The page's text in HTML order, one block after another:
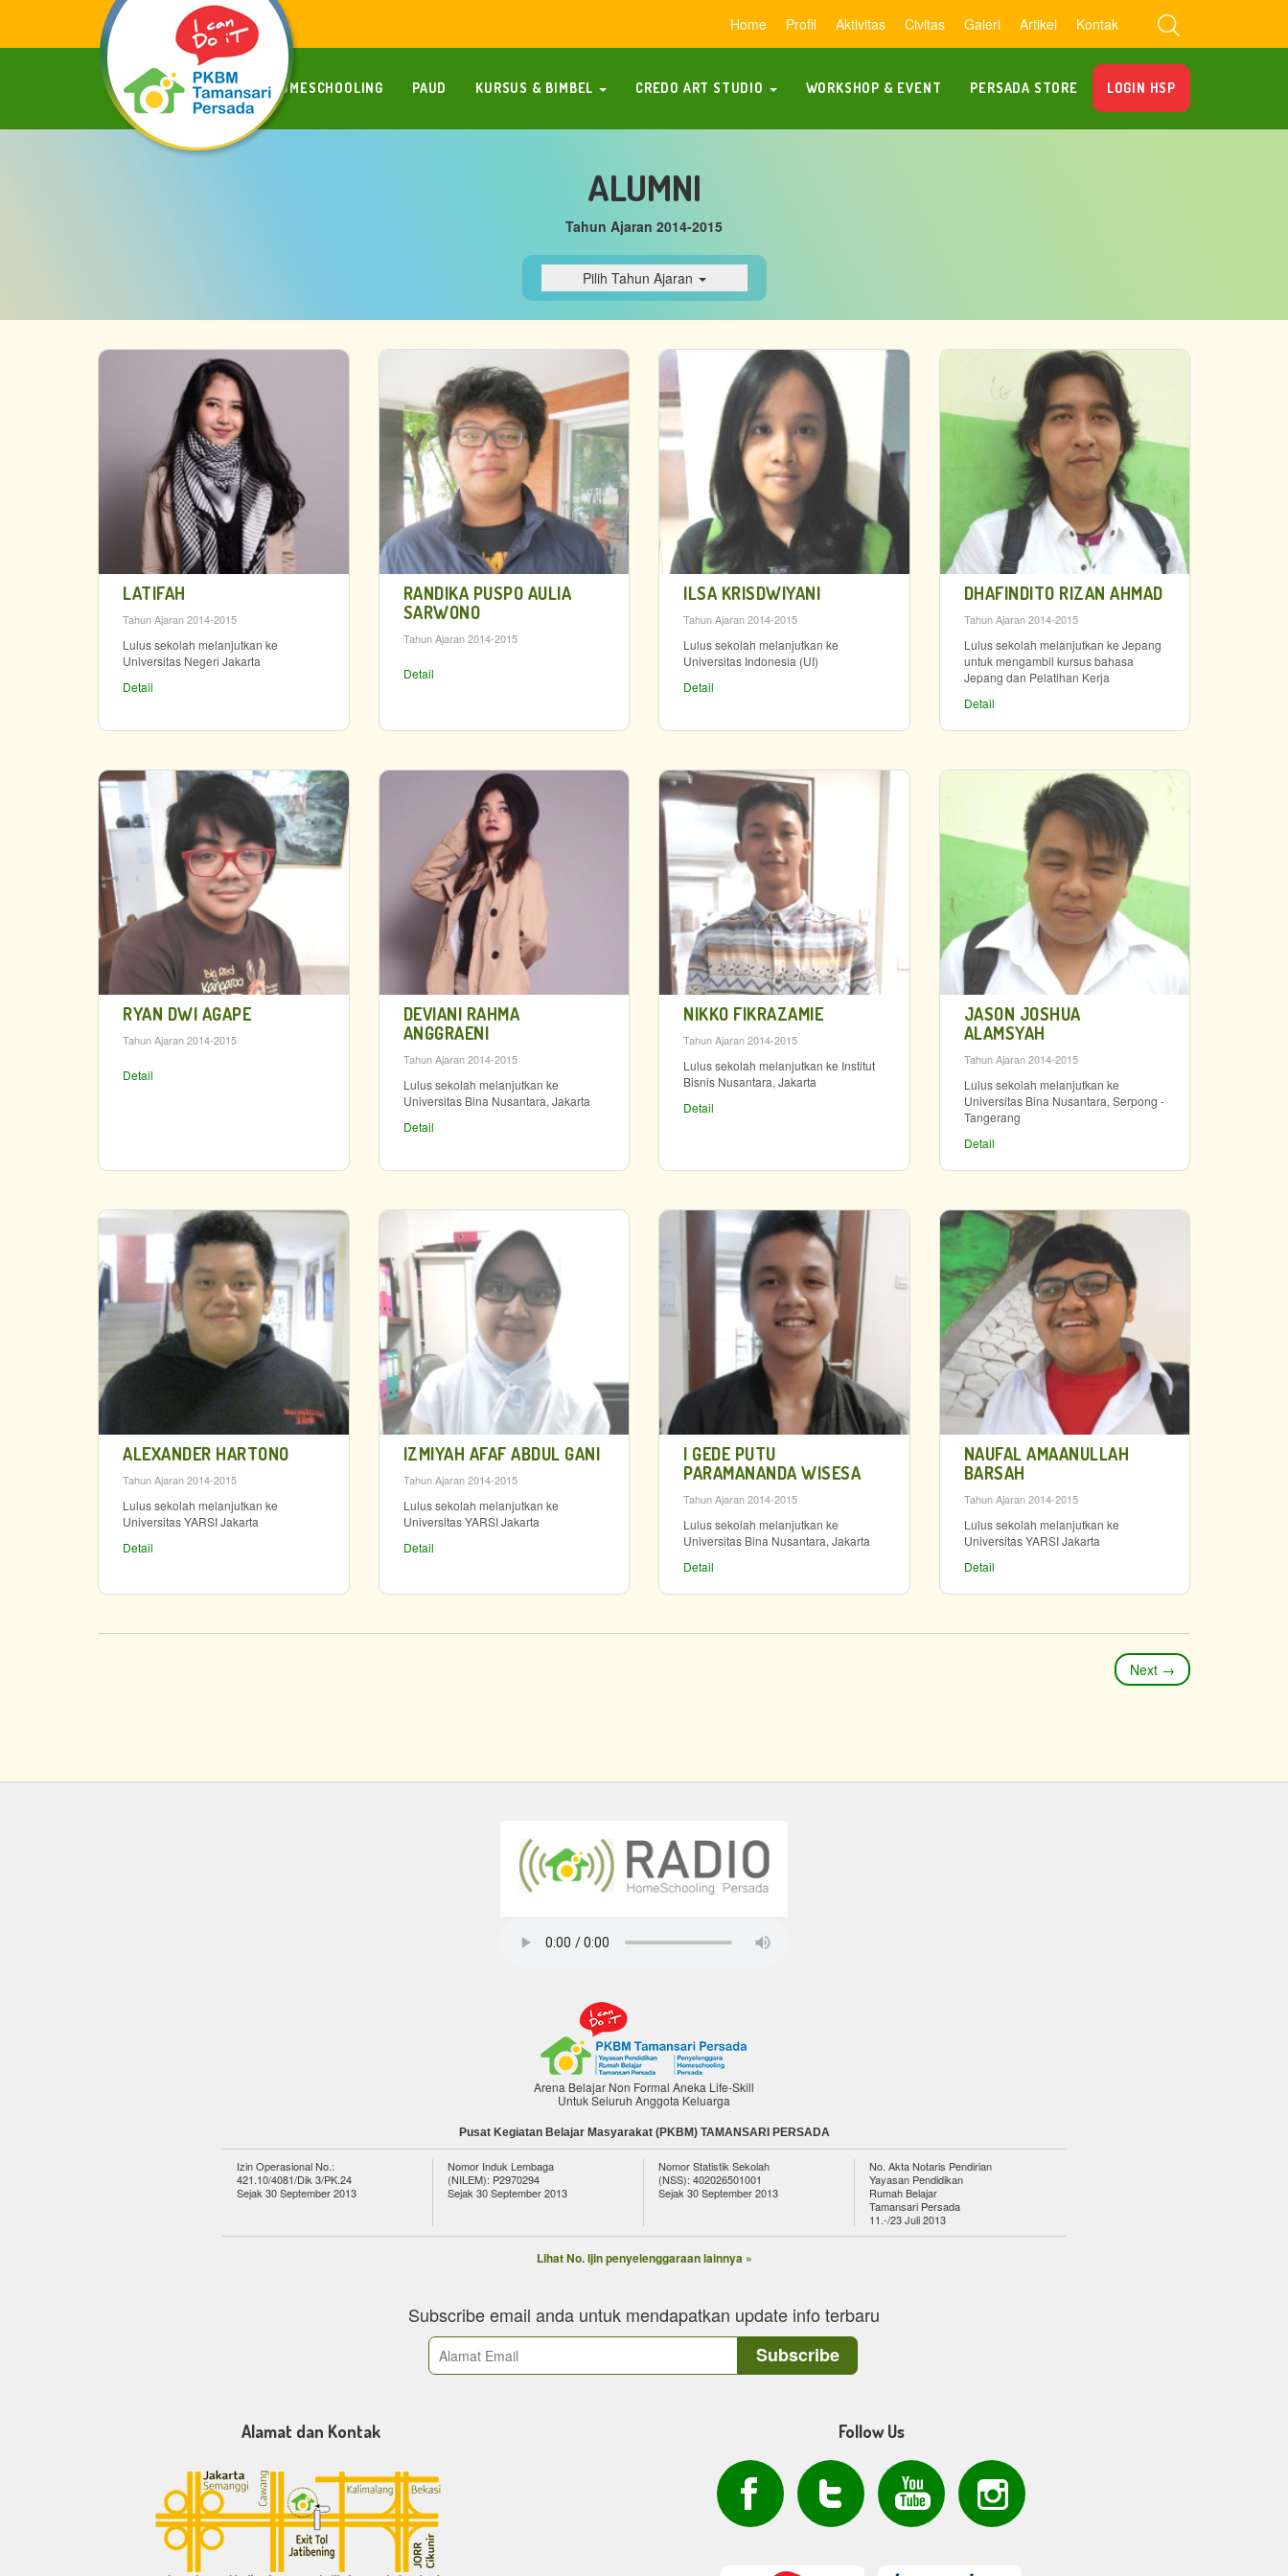
Home Profil Aktivitas Civitas Galeri Artikel Kontak
HOMESCHOOLING PAUD KURSUS & BIMBEL CREDO ART STUDIO WORKSHOP & EVENT PERSADA STORE LOGIN HSP
ALUMNI
Tahun Ajaran 2014-2015
Pilih Tahun Ajaran
LATIFAH
Tahun Ajaran 2014-2015
Lulus sekolah melanjutkan ke
Universitas Negeri Jakarta
Detail
RANDIKA PUSPO AULIA
SARWONO
Tahun Ajaran 2014-2015
Detail
ILSA KRISDWIYANI
Tahun Ajaran 2014-2015
Lulus sekolah melanjutkan ke
Universitas Indonesia (UI)
Detail
DHAFINDITO RIZAN AHMAD
Tahun Ajaran 2014-2015
Lulus sekolah melanjutkan ke Jepang
untuk mengambil kursus bahasa
Jepang dan Pelatihan Kerja
Detail
RYAN DWI AGAPE
Tahun Ajaran 2014-2015
Detail
DEVIANI RAHMA
ANGGRAENI
Tahun Ajaran 2014-2015
Lulus sekolah melanjutkan ke
Universitas Bina Nusantara, Jakarta
Detail
NIKKO FIKRAZAMIE
Tahun Ajaran 2014-2015
Lulus sekolah melanjutkan ke Institut
Bisnis Nusantara, Jakarta
Detail
JASON JOSHUA
ALAMSYAH
Tahun Ajaran 2014-2015
Lulus sekolah melanjutkan ke
Universitas Bina Nusantara, Serpong -
Tangerang
Detail
ALEXANDER HARTONO
Tahun Ajaran 2014-2015
Lulus sekolah melanjutkan ke
Universitas YARSI Jakarta
Detail
IZMIYAH AFAF ABDUL GANI
Tahun Ajaran 2014-2015
Lulus sekolah melanjutkan ke
Universitas YARSI Jakarta
Detail
I GEDE PUTU
PARAMANANDA WISESA
Tahun Ajaran 2014-2015
Lulus sekolah melanjutkan ke
Universitas Bina Nusantara, Jakarta
Detail
NAUFAL AMAANULLAH
BARSAH
Tahun Ajaran 2014-2015
Lulus sekolah melanjutkan ke
Universitas YARSI Jakarta
Detail
Next →
Arena Belajar Non Formal Aneka Life-Skill
Untuk Seluruh Anggota Keluarga
Pusat Kegiatan Belajar Masyarakat (PKBM) TAMANSARI PERSADA
Izin Operasional No.:
421.10/4081/Dik 3/PK.24
Sejak 30 September 2013
Nomor Induk Lembaga
(NILEM): P2970294
Sejak 30 September 2013
Nomor Statistik Sekolah
(NSS): 402026501001
Sejak 30 September 2013
No. Akta Notaris Pendirian
Yayasan Pendidikan
Rumah Belajar
Tamansari Persada
11.-/23 Juli 2013
Lihat No. Ijin penyelenggaraan lainnya »
Subscribe email anda untuk mendapatkan update info terbaru
Alamat dan Kontak Follow Us